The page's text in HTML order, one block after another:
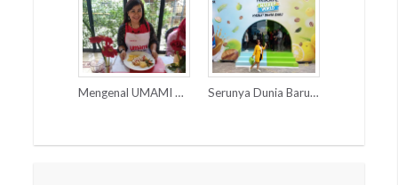
Mengenal UMAMI dan MSG Serunya Dunia Baru NESCAFÉ Mashup World